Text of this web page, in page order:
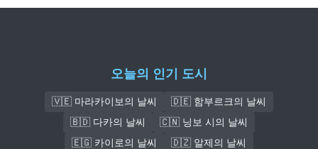
오늘의 인기 도시
🇻🇪 마라카이보의 날씨
🇩🇪 함부르크의 날씨
🇧🇩 다카의 날씨
🇨🇳 닝보 시의 날씨
🇪🇬 카이로의 날씨
🇩🇿 알제의 날씨